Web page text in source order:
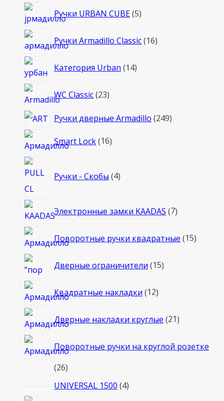
Ручки URBAN CUBE 55
Ручки Armadillo Classic 1616
Категория Urban 1414
WC Classic 2323
Ручки дверные Armadillo 249249
Smart Lock 1616
Ручки - Скобы 4товара
Электронные замки KAADAS 77
Поворотные ручки квадратные 1515
Дверные ограничители 1515
Квадратные накладки 1212
Дверные накладки круглые 2121
Поворотные ручки на круглой розетке
2626
товаров
UNIVERSAL 1500 44